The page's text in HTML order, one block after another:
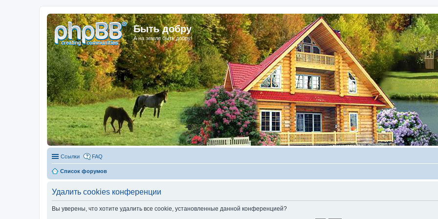
Быть добру
А на земле быть добру!
Ссылки FAQ
Список форумов
Удалить cookies конференции
Вы уверены, что хотите удалить все cookie, установленные данной конференцией?